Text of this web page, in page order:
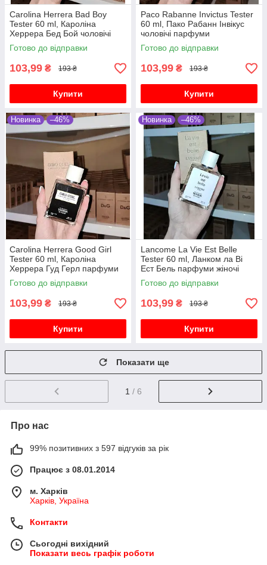
Carolina Herrera Bad Boy
Tester 60 ml, Кароліна
Херрера Бед Бой чоловічі
парфуми
Готово до відправки
103,99 ₴ 193 ₴
Купити
Paco Rabanne Invictus Tester
60 ml, Пако Рабанн Інвікус
чоловічі парфуми
Готово до відправки
103,99 ₴ 193 ₴
Купити
Новинка –46%
Carolina Herrera Good Girl
Tester 60 ml, Кароліна
Херрера Гуд Герл парфуми
жіночі
Готово до відправки
103,99 ₴ 193 ₴
Купити
Новинка –46%
Lancome La Vie Est Belle
Tester 60 ml, Ланком ла Ві
Ест Бель парфуми жіночі
Готово до відправки
103,99 ₴ 193 ₴
Купити
Показати ще
1 / 6
Про нас
99% позитивних з 597 відгуків за рік
Працює з 08.01.2014
м. Харків
Харків, Україна
Контакти
Сьогодні вихідний
Показати весь графік роботи